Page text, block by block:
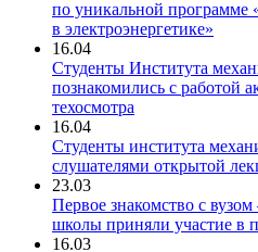
по уникальной программе
в электроэнергетике»
16.04
Студенты Института
познакомились с работой
техосмотра
16.04
Студенты института
слушателями открытой
23.03
Первое знакомство с
школы приняли участие в
16.03